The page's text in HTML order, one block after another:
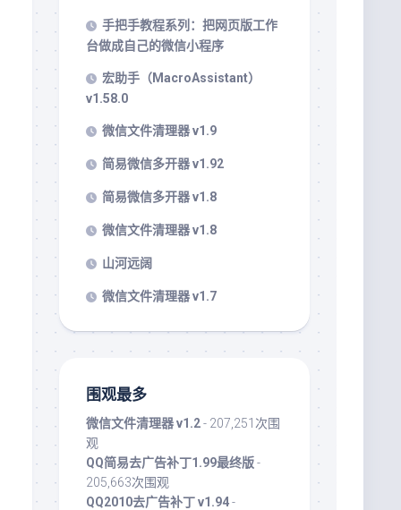
手把手教程系列：把网页版工作
台做成自己的微信小程序
宏助手（MacroAssistant）
v1.58.0
微信文件清理器 v1.9
简易微信多开器 v1.92
简易微信多开器 v1.8
微信文件清理器 v1.8
山河远阔
微信文件清理器 v1.7
围观最多
微信文件清理器 v1.2- 207,251次围
观
QQ简易去广告补丁1.99最终版-
205,663次围观
QQ2010去广告补丁 v1.94-